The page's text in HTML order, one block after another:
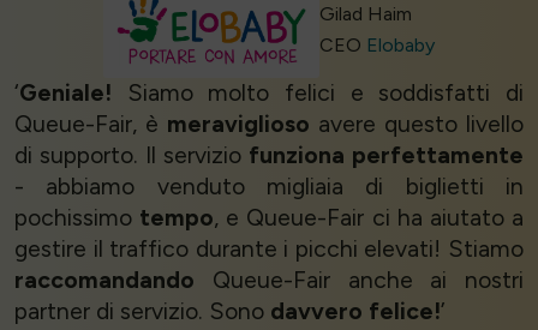
Gilad Haim
CEO Elobaby
‘Geniale! Siamo molto felici e soddisfatti di
Queue-Fair, è meraviglioso avere questo livello
di supporto. Il servizio funziona perfettamente
- abbiamo venduto migliaia di biglietti in
pochissimo tempo, e Queue-Fair ci ha aiutato a
gestire il traffico durante i picchi elevati! Stiamo
raccomandando Queue-Fair anche ai nostri
partner di servizio. Sono davvero felice!’